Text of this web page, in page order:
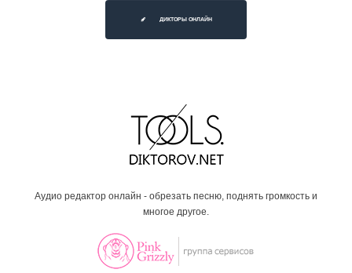
ДИКТОРЫ ОНЛАЙН
Аудио редактор онлайн - обрезать песню, поднять громкость и
многое другое.